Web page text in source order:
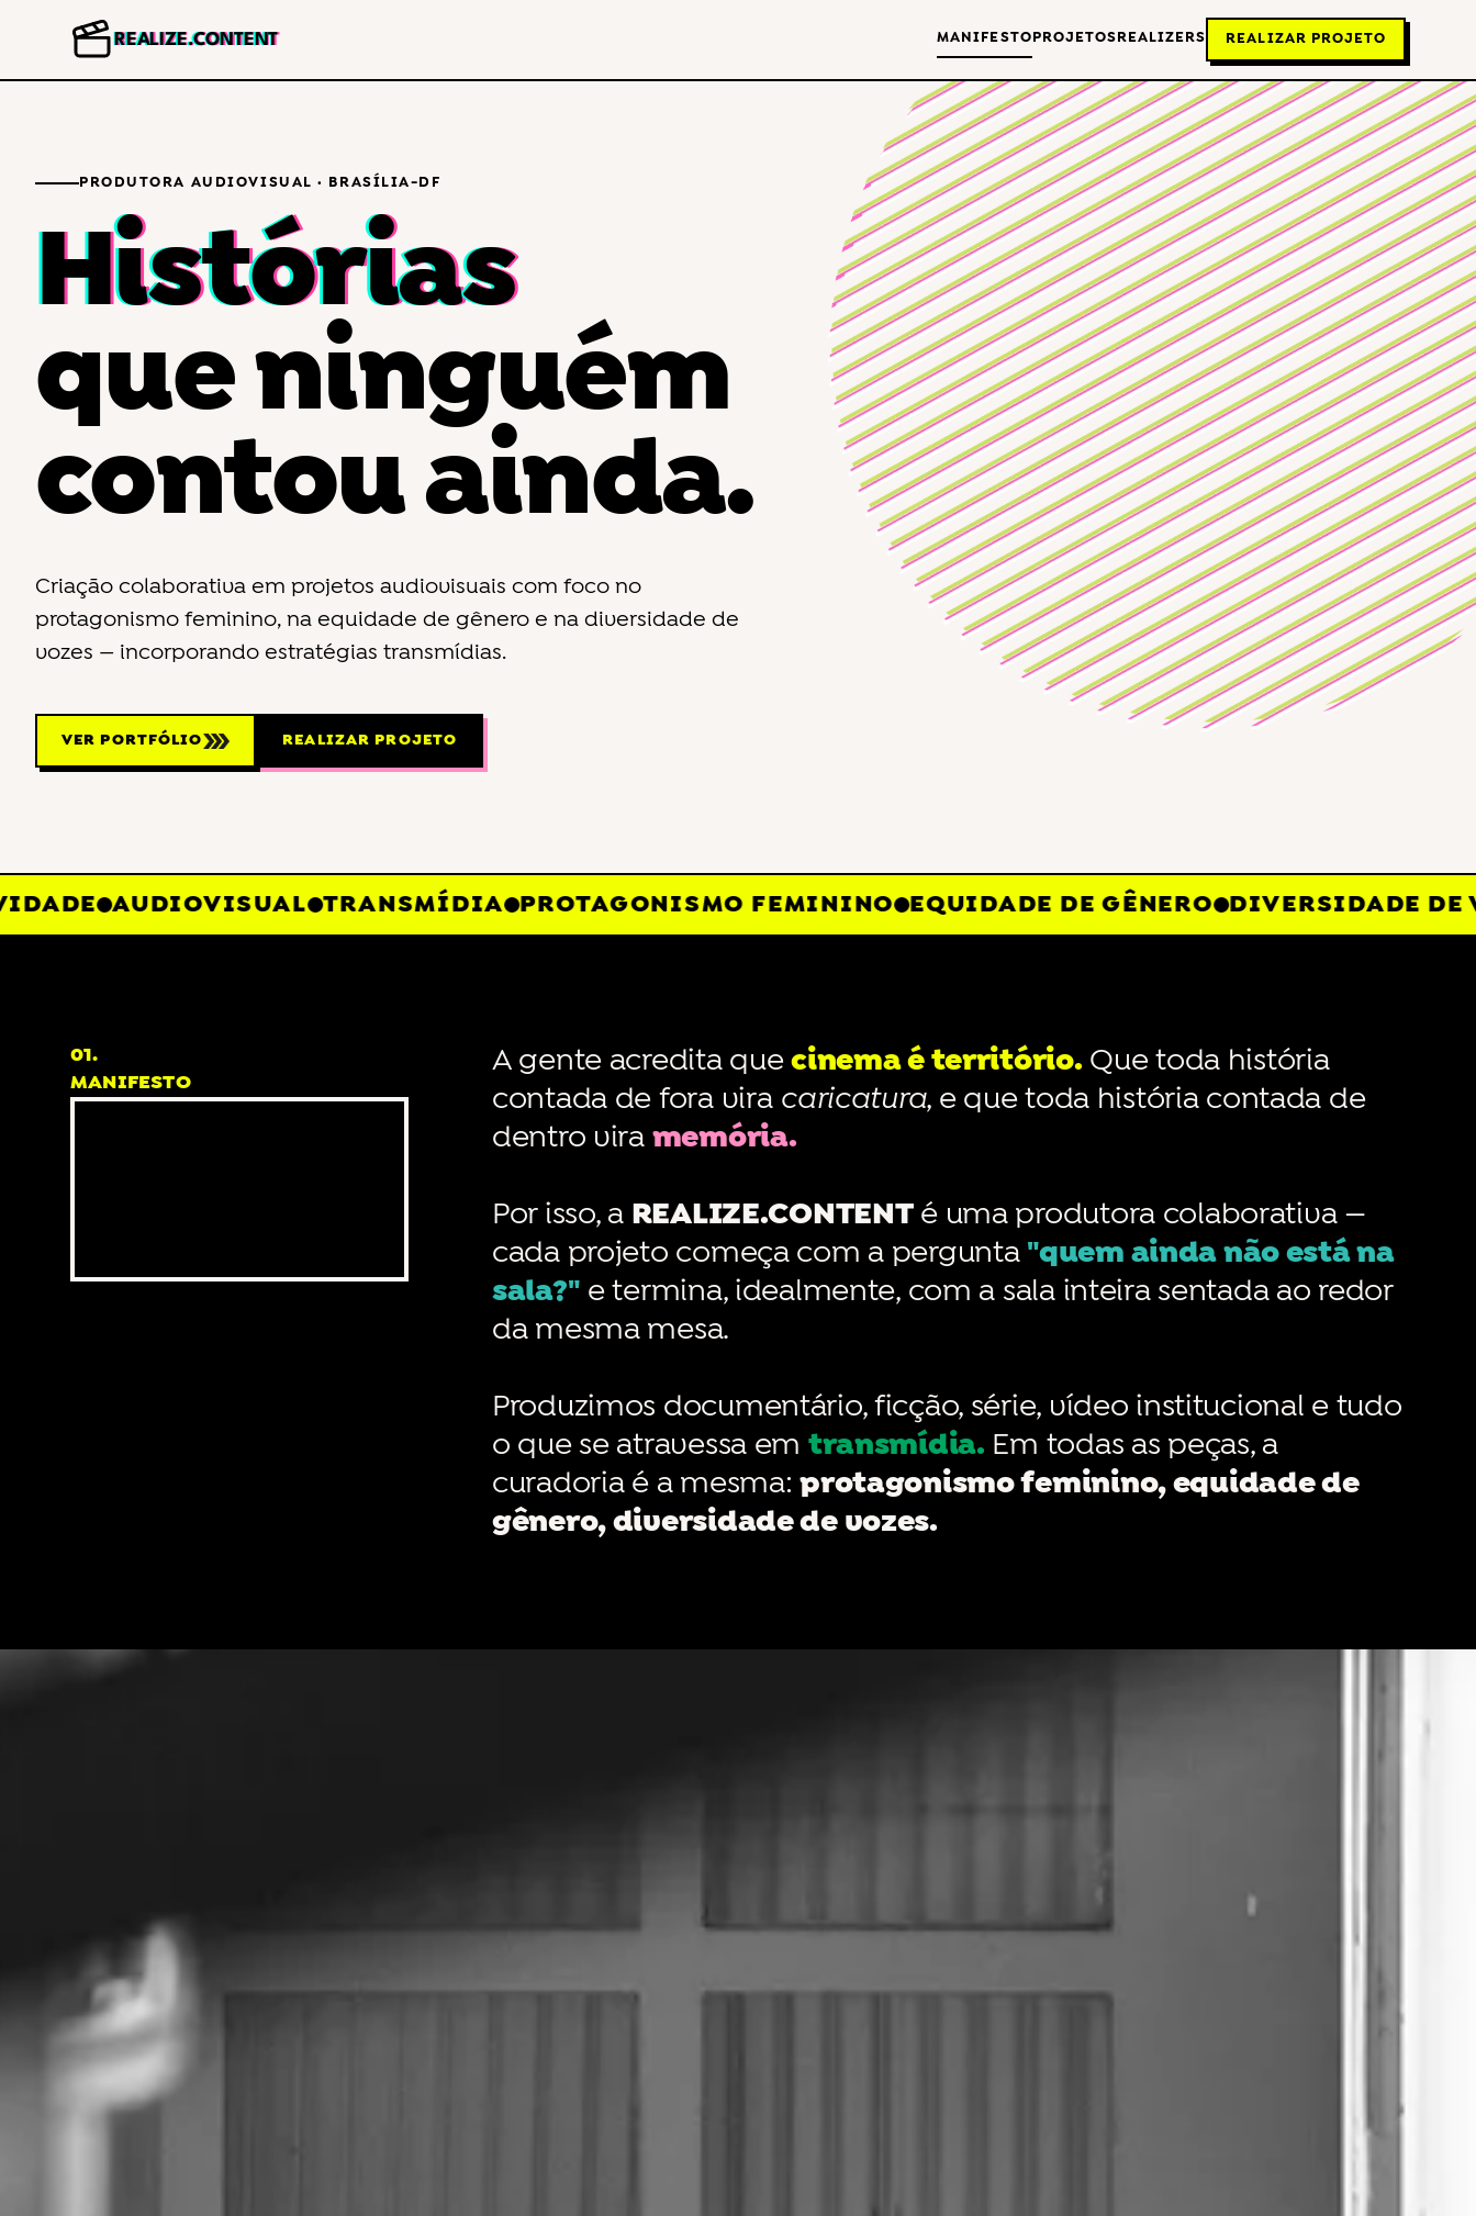
REALIZE.CONTENT MANIFESTO PROJETOS REALIZERS REALIZAR PROJETO
PRODUTORA AUDIOVISUAL · BRASÍLIA-DF
Histórias
que ninguém
contou ainda.
Criação colaborativa em projetos audiovisuais com foco no
protagonismo feminino, na equidade de gênero e na diversidade de
vozes — incorporando estratégias transmídias.
VER PORTFÓLIO REALIZAR PROJETO
AUDIOVISUAL TRANSMÍDIA PROTAGONISMO FEMININO EQUIDADE DE GÊNERO DIVERSIDADE DE
01.
MANIFESTO
A gente acredita quecinema é território. Que toda história
contada de fora vira caricatura, e que toda história contada de
dentro vira memória.
Por isso, a REALIZE.CONTENTé uma produtora colaborativa —
cada projeto começa com a pergunta "quem ainda não está na
sala?" e termina, idealmente, com a sala inteira sentada ao redor
da mesma mesa.
Produzimos documentário, ficção, série, vídeo institucional e tudo
o que se atravessa em transmídia. Em todas as peças, a
curadoria é a mesma:protagonismo feminino, equidade de
gênero, diversidade de vozes.